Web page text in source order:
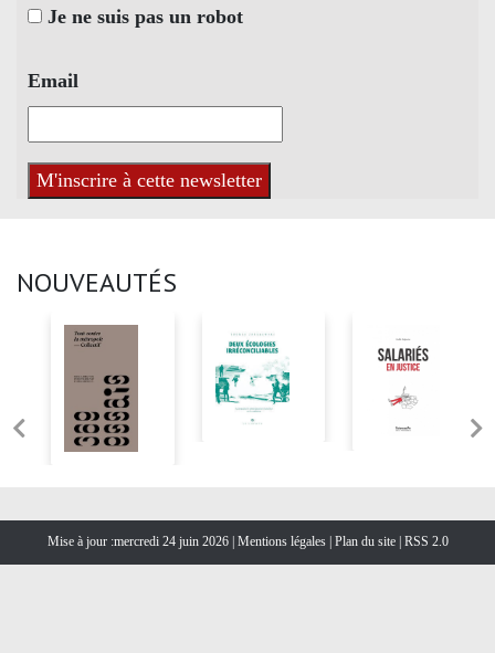
Je ne suis pas un robot
Email
NOUVEAUTÉS
Mise à jour :mercredi 24 juin 2026 | Mentions légales Plan du site RSS 2.0